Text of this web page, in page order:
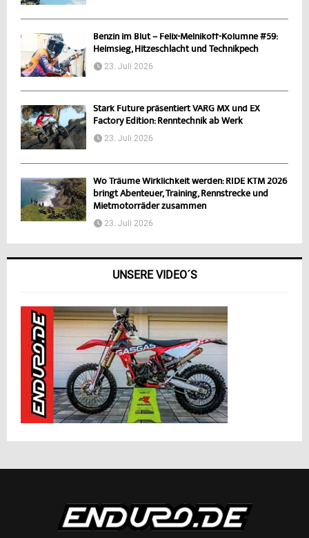
Benzin im Blut – Felix-Melnikoff-Kolumne #59:
Heimsieg, Hitzeschlacht und Technikpech
23. Juli 2026
Stark Future präsentiert VARG MX und EX
Factory Edition: Renntechnik ab Werk
23. Juli 2026
Wo Träume Wirklichkeit werden: RIDE KTM 2026
bringt Abenteuer, Training, Rennstrecke und
Mietmotorräder zusammen
23. Juli 2026
UNSERE VIDEO´S